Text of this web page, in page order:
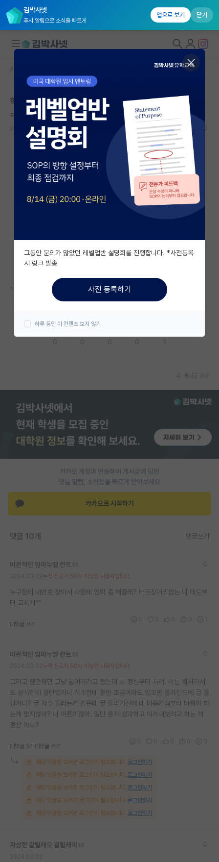
김박사넷
푸시 알림으로 소식을 빠르게
앱으로 보기 닫기
대학원생 모집
국내대학원 정보
연구실&오픈랩
커뮤니티
커뮤니티 홈
전체글보기
베스트 게시판
자유 게시판(아무개랩)
미국 유학 게시판
미국 대학원 합격 후기 게시판
대학원생 모집 게시판
연구실(PI) 홍보 게시판
취업 게시판
임용 후기 게시판
인문사회 계열 게시판
특수/전문대학원 게시판
반도체/AI 게시판
장학금/장학생 게시판
홍보 게시판
커리어
반도체 아카데미
재팬라운지 🌸
커뮤니티 홈
학부 취업 vs 대학원 진학
직설적인 앨런 튜링
2024.03.02 10 2694
-
카카오 계정과 연동하여 게시글에 달린
댓글 알람, 소식등을 빠르게 받아보세요
카카오로 시작하기
댓글 10개 댓글쓰기
비관적인 임마누엘 칸트
누적 신고가 50개 이상인 사용자입니다.
누구한테 내번호 찾아서 나한테 연락 좀 해줄래? 버르장머리없는 니 태도부
터 고치게^^
대댓글 쓰기
비관적인 임마누엘 칸트
누적 신고가 50개 이상인 사용자입니다.
그리고 웬만하면 그냥 넘어가려고 했는데 너 정신부터 차려. 너는 회사가서
도 상사한테 불만있거나 사수한테 불만 조금이라도 있으면 블라인드에 글 올
릴거니? 글 자주 올리는거 같은데 글 올리기전에 네 마음가짐부터 바꿔야 하
는게 맞지않아? 너 어른이잖아. 일단 혼자 생각하고 이겨내보려고 하는 게
정상 아냐?
대댓글 5개 대댓글 쓰기
해당 댓글을 보려면 로그인이 필요합니다. 로그인하기
해당 댓글을 보려면 로그인이 필요합니다. 로그인하기
해당 댓글을 보려면 로그인이 필요합니다. 로그인하기
해당 댓글을 보려면 로그인이 필요합니다. 로그인하기
해당 댓글을 보려면 로그인이 필요합니다. 로그인하기
자상한 갈릴레오 갈릴레이
그동안 문의가 많았던 레벨업반 설명회를 진행합니다. *사전등록
시 링크 발송
사전 등록하기
하루 동안 이 컨텐츠 보지 않기